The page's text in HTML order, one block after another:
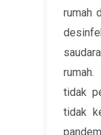
rumah
tidak
tidak